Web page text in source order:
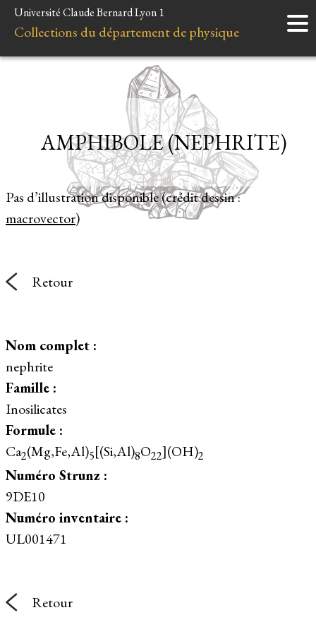
Accueil
Instruments
Liens et ressources
Université Claude Bernard Lyon 1
Collections du département de physique
Pas d’illustration disponible (crédit dessin :
macrovector)
AMPHIBOLE (NEPHRITE)
Retour
Nom complet :
nephrite
Famille :
Inosilicates
Formule :
Ca2(Mg,Fe,Al)5[(Si,Al)8O22](OH)2
Numéro Strunz :
9DE10
Numéro inventaire :
UL001471
Retour